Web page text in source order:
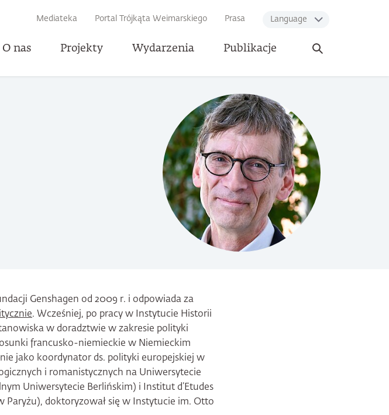
Mediateka Portal Trójkąta Weimarskiego Prasa Language
O nas Projekty Wydarzenia Publikacje
Otwórz
wyszukiwarkę
Genshagen od 2009 r. i odpowiada za
. Wcześniej, po pracy w Instytucie Historii
w doradztwie w zakresie polityki
francusko-niemieckie w Niemieckim
jako koordynator ds. polityki europejskiej w
i romanistycznych na Uniwersytecie
Uniwersytecie Berlińskim) i Institut d’Etudes
Paryżu), doktoryzował się w Instytucie im. Otto